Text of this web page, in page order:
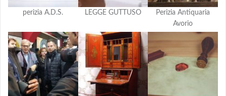
perizia A.D.S. LEGGE GUTTUSO
Perizia Antiquaria
Avorio